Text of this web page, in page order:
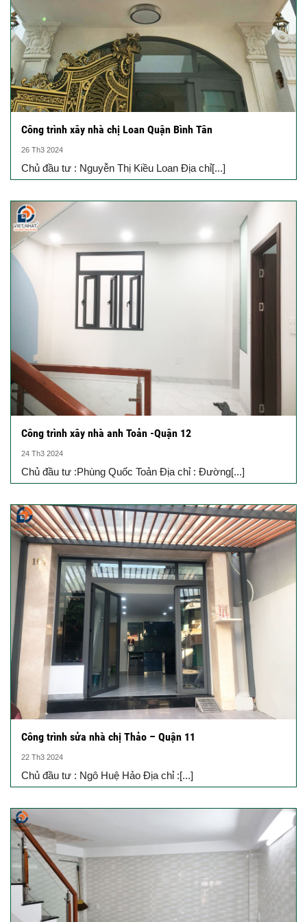
Công trình xây nhà chị Loan Quận Bình Tân
26 Th3 2024
Chủ đầu tư : Nguyễn Thị Kiều Loan Địa chỉ[...]
Công trình xây nhà anh Toản -Quận 12
24 Th3 2024
Chủ đầu tư :Phùng Quốc Toản Địa chỉ : Đường[...]
Công trình sửa nhà chị Thảo – Quận 11
22 Th3 2024
Chủ đầu tư : Ngô Huệ Hảo Địa chỉ :[...]